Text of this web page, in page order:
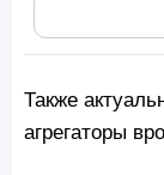
Также
агрегаторы